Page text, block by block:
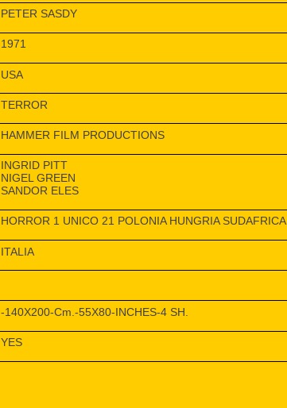
PETER SASDY
1971
USA
TERROR
HAMMER FILM PRODUCTIONS
INGRID PITT
NIGEL GREEN
SANDOR ELES
HORROR 1 UNICO 21 POLONIA HUNGRIA SUDAFRICA
ITALIA
-140X200-Cm.-55X80-INCHES-4 SH.
YES